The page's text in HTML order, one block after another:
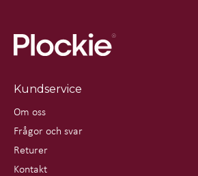
Kundservice
Om oss
Frågor och svar
Returer
Kontakt